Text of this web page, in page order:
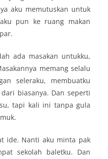
aku memutuskan untuk
pun ke ruang makan
ada masakan untukku,
memang selalu
seleraku, membuatku
biasanya. Dan seperti
tapi kali ini tanpa gula
ide. Nanti aku minta pak
sekolah baletku. Dan